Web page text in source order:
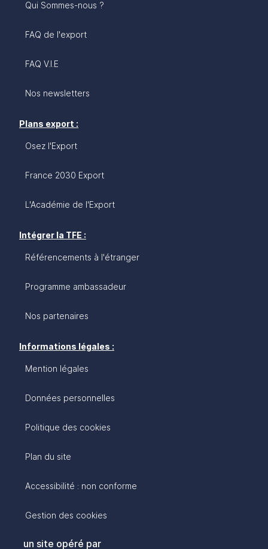
Qui Sommes-nous ?
FAQ de l'export
FAQ V.I.E
Nos newsletters
Plans export :
Osez l'Export
France 2030 Export
L'Académie de l'Export
Intégrer la TFE :
Référencements à l'étranger
Programme ambassadeur
Nos partenaires
Informations légales :
Mention légales
Données personnelles
Politique des cookies
Plan du site
Accessibilité : non conforme
Gestion des cookies
un site opéré par